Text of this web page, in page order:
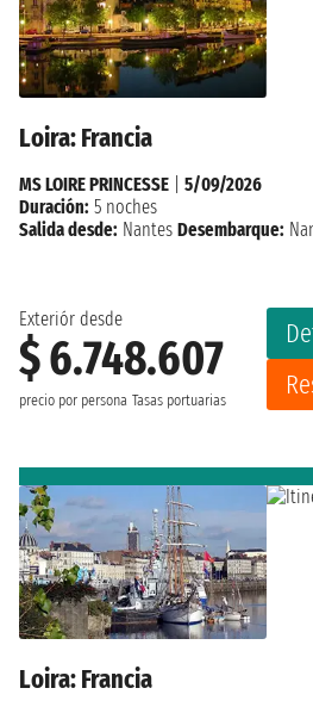
Loira: Francia
Exteriór desde
$ 6.748.607
precio por persona Tasas portuarias
MS LOIRE PRINCESSE
5/09/2026
Duración: 5 noches
Salida desde: Nantes Desembarque:
Loira: Francia